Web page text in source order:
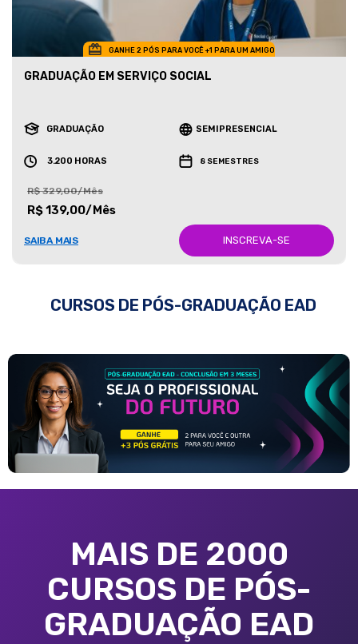
GANHE 2 PÓS PARA VOCÊ +1 PARA UM AMIGO
GRADUAÇÃO EM SERVIÇO SOCIAL
GRADUAÇÃO SEMIPRESENCIAL
3.200 HORAS 8 SEMESTRES
R$ 329,00/Mês
R$ 139,00/Mês
SAIBA MAIS INSCREVA-SE
CURSOS DE PÓS-GRADUAÇÃO EAD
MAIS DE 2000
CURSOS DE PÓS-
GRADUAÇÃO EAD